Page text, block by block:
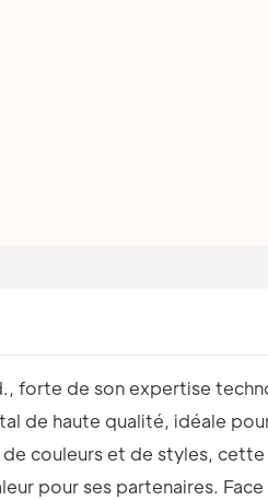
forte de son expertise
de haute qualité, idéale
couleurs et de styles,
pour ses partenaires.